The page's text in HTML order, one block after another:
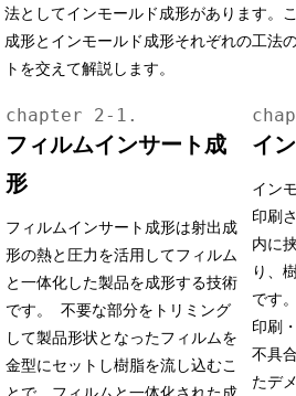
法としてインモールド成形があります。
成形とインモールド成形それぞれの工法
トを交えて解説します。
フィルムインサート成
形
フィルムインサート成形は射出成
形の熱と圧力を活用してフィルム
と一体化した製品を成形する技術
です。 不要な部分をトリミング
して製品形状となったフィルムを
金型にセットし樹脂を流し込むこ
とで、フィルムと一体化された成
イ
イン
印刷
内に
り、
です
印刷
不具
たデ